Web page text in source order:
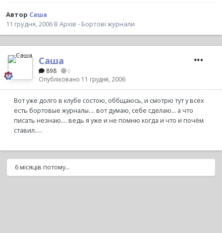
Автор Саша
11 грудня, 2006 В Архів - Бортові журнали
Саша
898 0
Опубліковано 11 грудня, 2006
Вот уже долго в клубе состою, оббщаюсь, и смотрю тут у всех
есть бортовые журналы.... вот думаю, себе сделаю... а что
писать незнаю.... ведь я уже и не помню когда и что и почём
ставил.....
6 місяців потому...